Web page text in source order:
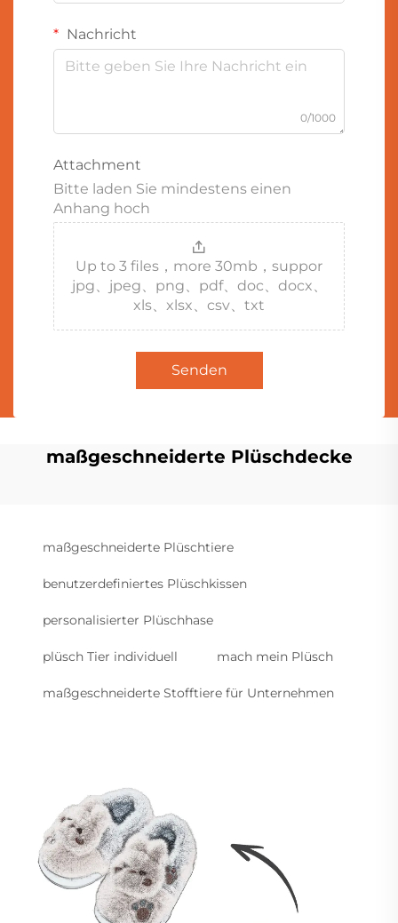
Nachricht
0/1000
Attachment
Bitte laden Sie mindestens einen
Anhang hoch
Up to 3 files，more 30mb，suppor
jpg、jpeg、png、pdf、doc、docx、
xls、xlsx、csv、txt
Senden
maßgeschneiderte Plüschdecke
maßgeschneiderte Plüschtiere
benutzerdefiniertes Plüschkissen
personalisierter Plüschhase
plüsch Tier individuell mach mein Plüsch
maßgeschneiderte Stofftiere für Unternehmen